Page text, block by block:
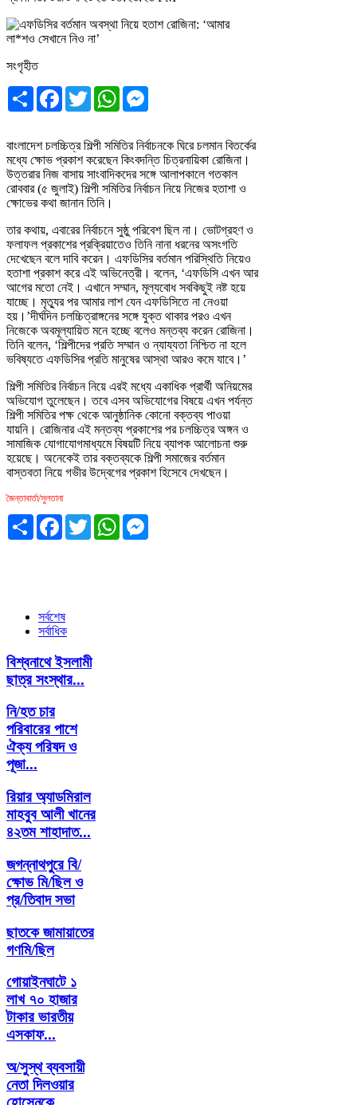
সংগৃহীত
Share Facebook
TwitterWhatsApp
বাংলাদেশ চলচ্চিত্র শিল্পী সমিতির নির্বাচনকে ঘিরে চলমান বিতর্কের
মধ্যে ক্ষোভ প্রকাশ করেছেন কিংবদন্তি চিত্রনায়িকা রোজিনা।
উত্তরার নিজ বাসায় সাংবাদিকদের সঙ্গে আলাপকালে গতকাল
রোববার (৫ জুলাই) শিল্পী সমিতির নির্বাচন নিয়ে নিজের হতাশা ও
ক্ষোভের কথা জানান তিনি।
তার কথায়, এবারের নির্বাচনে সুষ্ঠু পরিবেশ ছিল না। ভোটগ্রহণ ও
ফলাফল প্রকাশের প্রক্রিয়াতেও তিনি নানা ধরনের অসংগতি
দেখেছেন বলে দাবি করেন। এফডিসির বর্তমান পরিস্থিতি নিয়েও
হতাশা প্রকাশ করে এই অভিনেত্রী। বলেন, ‘এফডিসি এখন আর
আগের মতো নেই। এখানে সম্মান, মূল্যবোধ সবকিছুই নষ্ট হয়ে
যাচ্ছে। মৃত্যুর পর আমার লাশ যেন এফডিসিতে না নেওয়া
হয়।’দীর্ঘদিন চলচ্চিত্রাঙ্গনের সঙ্গে যুক্ত থাকার পরও এখন
নিজেকে অবমূল্যায়িত মনে হচ্ছে বলেও মন্তব্য করেন রোজিনা।
তিনি বলেন, ‘শিল্পীদের প্রতি সম্মান ও ন্যায্যতা নিশ্চিত না হলে
ভবিষ্যতে এফডিসির প্রতি মানুষের আস্থা আরও কমে যাবে।’
শিল্পী সমিতির নির্বাচন নিয়ে এরই মধ্যে একাধিক প্রার্থী অনিয়মের
অভিযোগ তুলেছেন। তবে এসব অভিযোগের বিষয়ে এখন পর্যন্ত
শিল্পী সমিতির পক্ষ থেকে আনুষ্ঠানিক কোনো বক্তব্য পাওয়া
যায়নি। রোজিনার এই মন্তব্য প্রকাশের পর চলচ্চিত্র অঙ্গন ও
সামাজিক যোগাযোগমাধ্যমে বিষয়টি নিয়ে ব্যাপক আলোচনা শুরু
হয়েছে। অনেকেই তার বক্তব্যকে শিল্পী সমাজের বর্তমান
বাস্তবতা নিয়ে গভীর উদ্বেগের প্রকাশ হিসেবে দেখছেন।
জৈন্তাবার্তা/সুলতানা
Share Facebook
TwitterWhatsApp
সর্বশেষ
সর্বাধিক
বিশ্বনাথে ইসলামী
ছাত্র সংস্থার...
নি/হত চার
পরিবারের পাশে
ঐক্য পরিষদ ও
পূজা...
রিয়ার অ্যাডমিরাল
মাহবুব আলী খানের
৪২তম শাহাদাত...
জগন্নাথপুরে বি/
ক্ষোভ মি/ছিল ও
প্র/তিবাদ সভা
ছাতকে জামায়াতের
গণমি/ছিল
গোয়াইনঘাটে ১
লাখ ৭০ হাজার
টাকার ভারতীয়
এসকাফ...
অ/সুস্থ ব্যবসায়ী
নেতা দিলওয়ার